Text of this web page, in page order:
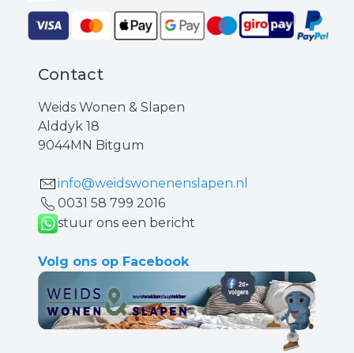
Contact
Weids Wonen & Slapen
Alddyk 18
9044MN Bitgum
info@weidswonenenslapen.nl
0031 ‪58 799 2016‬
stuur ons een bericht
Volg ons op Facebook